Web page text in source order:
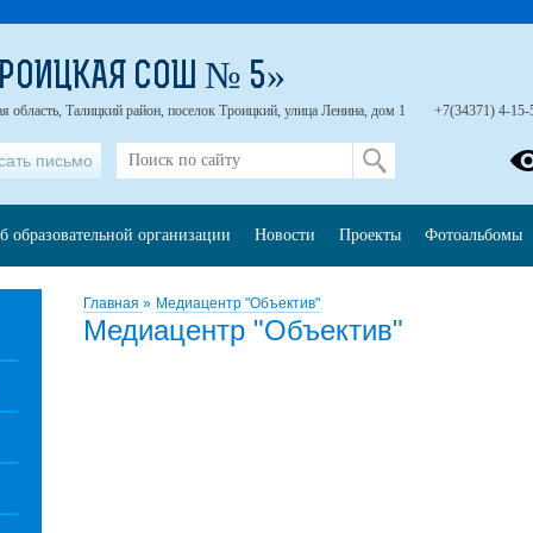
Главная » Медиацентр "Объектив"
Медиацентр "Объектив"
СОШ № 5»
область, Талицкий район, поселок Троицкий, улица Ленина, дом 1 +7(34371) 4-15-
письмо
образовательной организации Новости Проекты Фотоальбомы